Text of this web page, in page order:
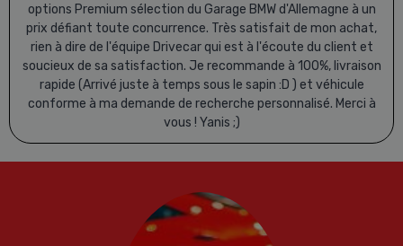
options Premium sélection du Garage BMW d'Allemagne à un
prix défiant toute concurrence. Très satisfait de mon achat,
rien à dire de l'équipe Drivecar qui est à l'écoute du client et
soucieux de sa satisfaction. Je recommande à 100%, livraison
rapide (Arrivé juste à temps sous le sapin :D ) et véhicule
conforme à ma demande de recherche personnalisé. Merci à
vous ! Yanis ;)